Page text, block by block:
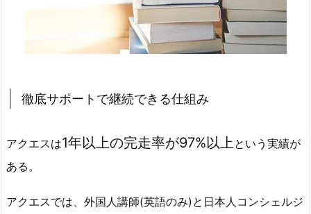
徹底サポートで継続できる仕組み
アクエスは1年以上の完走率が97%以上という実績が
ある。
アクエスでは、外国人講師(英語のみ)と日本人コンシェルジ